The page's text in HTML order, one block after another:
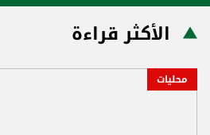
الأكثر قراءة
محليات